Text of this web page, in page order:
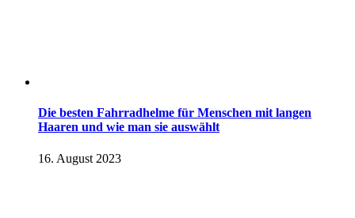
Die besten Fahrradhelme für Menschen mit langen
Haaren und wie man sie auswählt
16. August 2023